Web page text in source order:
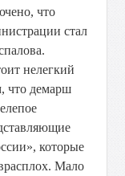
что
стал
нелегкий
что демарш
которые
Мало